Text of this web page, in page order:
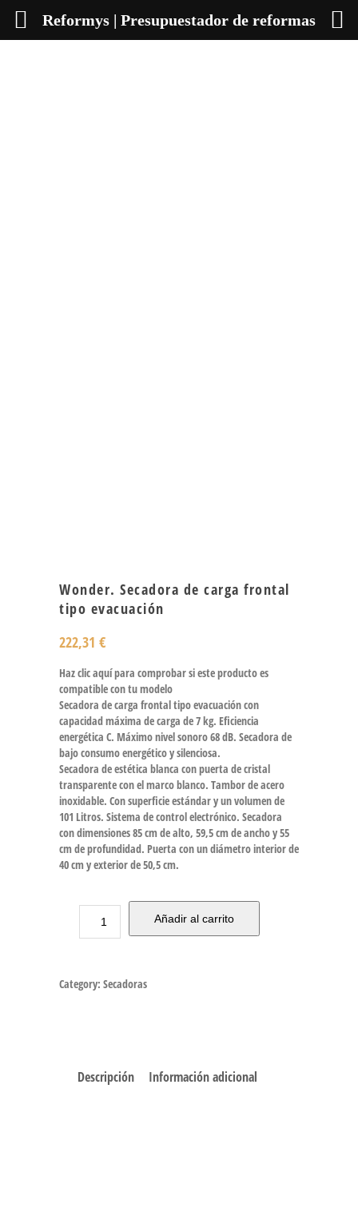
Wonder. Secadora de carga frontal
tipo evacuación
222,31 €
Haz clic aquí para comprobar si este producto es
compatible con tu modelo
Secadora de carga frontal tipo evacuación con
capacidad máxima de carga de 7 kg. Eficiencia
energética C. Máximo nivel sonoro 68 dB. Secadora de
bajo consumo energético y silenciosa.
Secadora de estética blanca con puerta de cristal
transparente con el marco blanco. Tambor de acero
inoxidable. Con superficie estándar y un volumen de
101 Litros. Sistema de control electrónico. Secadora
con dimensiones 85 cm de alto, 59,5 cm de ancho y 55
cm de profundidad. Puerta con un diámetro interior de
40 cm y exterior de 50,5 cm.
Añadir al carrito
Category: Secadoras
Descripción Información adicional
Reformys | Presupuestador de reformas